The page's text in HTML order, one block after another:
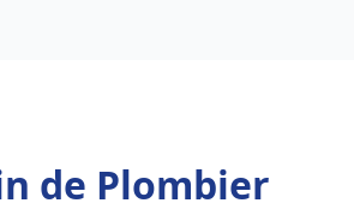
de Plombier